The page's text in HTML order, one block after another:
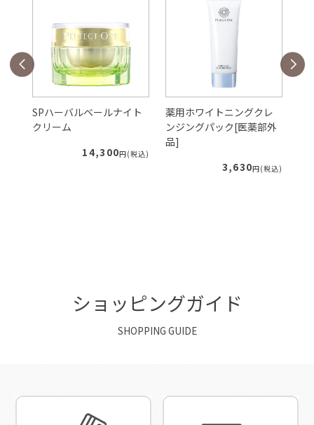
SPハーバルベールナイト
クリーム
14,300円(税込)
薬用ホワイトニングクレ
ンジングパック[医薬部外
品]
3,630円(税込)
ショッピングガイド
SHOPPING GUIDE